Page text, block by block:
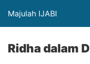
Majulah IJABI
Ridha dalam